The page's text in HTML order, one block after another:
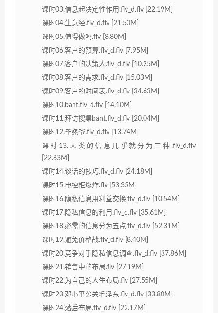
课时03.信息起决定性作用.flv_d.flv [22.19M]
课时04.生意经.flv_d.flv [21.50M]
课时05.值得做吗.flv [8.80M]
课时06.客户的预算.flv_d.flv [7.95M]
课时07.客户的决策人.flv_d.flv [10.25M]
课时08.客户的需求.flv_d.flv [15.03M]
课时09.客户的时间表.flv_d.flv [34.63M]
课时10.bant.flv_d.flv [14.10M]
课时11.拜访搜集bant.flv_d.flv [20.04M]
课时12.毕姥爷.flv_d.flv [13.74M]
课时13.人类的信息几乎就分为三种.flv_d.flv
[22.83M]
课时14.谈话的技巧.flv_d.flv [24.18M]
课时15.电控柜爆炸.flv [53.35M]
课时16.隐私信息用利益交换.flv_d.flv [10.54M]
课时17.隐私信息的利用.flv_d.flv [35.61M]
课时18.必需的信息分为五点.flv_d.flv [52.31M]
课时19.避免价格战.flv_d.flv [8.40M]
课时20.竞争对手隐私信息调查.flv_d.flv [37.86M]
课时21.销售中的布局.flv [27.19M]
课时22.为自己的人生布局.flv [27.55M]
课时23.邓小平公关毛泽东.flv_d.flv [33.80M]
课时24.落后布局.flv_d.flv [22.17M]